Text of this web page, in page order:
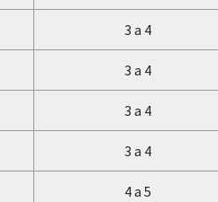
3 a 4
3 a 4
3 a 4
3 a 4
4 a 5